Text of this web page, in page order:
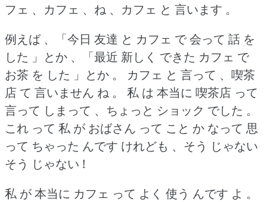
フェ 、カフェ 、ね 、カフェ と 言います 。
例えば 、「今日 友達 と カフェ で 会って 話 を
した 」とか 、「最近 新しく できた カフェ で
お茶 を した 」とか 。
カフェ と 言って 、喫茶
店 て 言いません ね 。
私 は 本当に 喫茶店 って
言って しまって 、ちょっと ショック でした 。
これ って 私 が おばさん って こと か なって 思
って ちゃった んです けれども 、そう じゃない
そう じゃない !
私 が 本当に カフェ って よく 使う んです よ 。